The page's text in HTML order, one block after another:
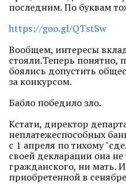
последним. По буквам
https://goo.gl/QTstSw
Вообщем, интересы
стояли.Теперь понятно,
боялись допустить
за конкурсом.
Бабло победило зло.
Кстати, директор
неплатежеспособных
с 1 апреля по тихому
своей декларации она
гражданского, ни мать.
приобретенной в